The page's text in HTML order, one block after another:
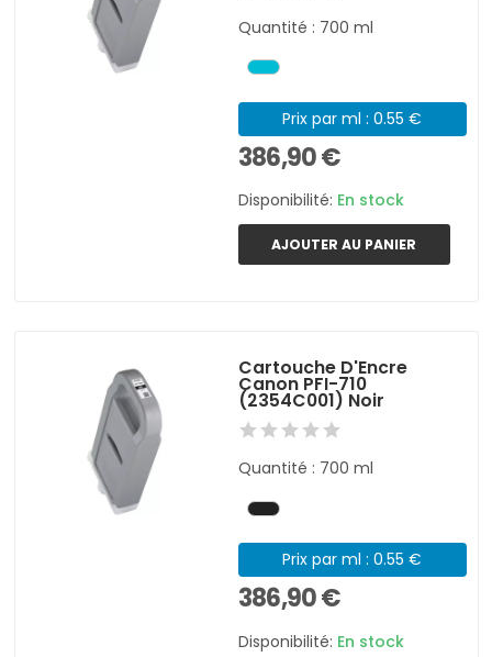
Quantité : 700 ml
Prix par ml : 0.55 €
386,90 €
Disponibilité: En stock
AJOUTER AU PANIER
Cartouche D'Encre
Canon PFI-710
(2354C001) Noir
Quantité : 700 ml
Prix par ml : 0.55 €
386,90 €
Disponibilité: En stock